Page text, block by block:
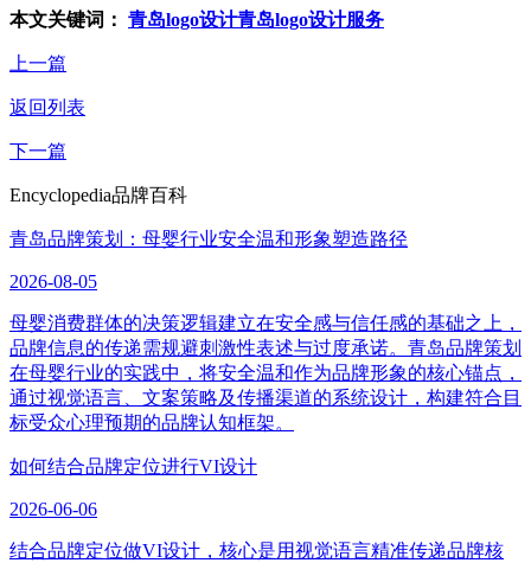
本文关键词： 青岛logo设计青岛logo设计服务
上一篇
返回列表
下一篇
Encyclopedia品牌百科
青岛品牌策划：母婴行业安全温和形象塑造路径
2026-08-05
母婴消费群体的决策逻辑建立在安全感与信任感的基础之上，
品牌信息的传递需规避刺激性表述与过度承诺。青岛品牌策划
在母婴行业的实践中，将安全温和作为品牌形象的核心锚点，
通过视觉语言、文案策略及传播渠道的系统设计，构建符合目
标受众心理预期的品牌认知框架。
如何结合品牌定位进行VI设计
2026-06-06
结合品牌定位做VI设计，核心是用视觉语言精准传递品牌核